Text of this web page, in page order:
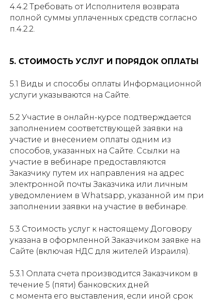
4.4.2 Требовать от Исполнителя возврата
полной суммы уплаченных средств согласно
п.4.2.2.
5. СТОИМОСТЬ УСЛУГ И ПОРЯДОК ОПЛАТЫ
5.1 Виды и способы оплаты Информационной
услуги указываются на Сайте.
5.2 Участие в онлайн-курсе подтверждается
заполнением соответствующей заявки на
участие и внесением оплаты одним из
способов, указанных на Сайте. Ссылки на
участие в вебинаре предоставляются
Заказчику путем их направления на адрес
электронной почты Заказчика или личным
уведомлением в Whatsapp, указанной им при
заполнении заявки на участие в вебинаре.
5.3 Стоимость услуг к настоящему Договору
указана в оформленной Заказчиком заявке на
Сайте (включая НДС для жителей Израиля).
5.3.1 Оплата счета производится Заказчиком в
течение 5 (пяти) банковских дней
с момента его выставления, если иной срок